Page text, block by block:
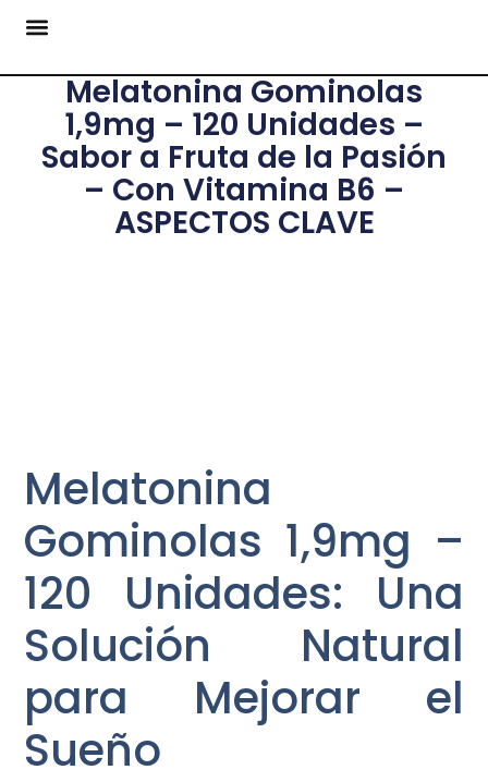
Melatonina Gominolas
1,9mg – 120 Unidades –
Sabor a Fruta de la Pasión
– Con Vitamina B6 –
ASPECTOS CLAVE
Melatonina
Gominolas 1,9mg –
120 Unidades: Una
Solución Natural
para Mejorar el
Sueño